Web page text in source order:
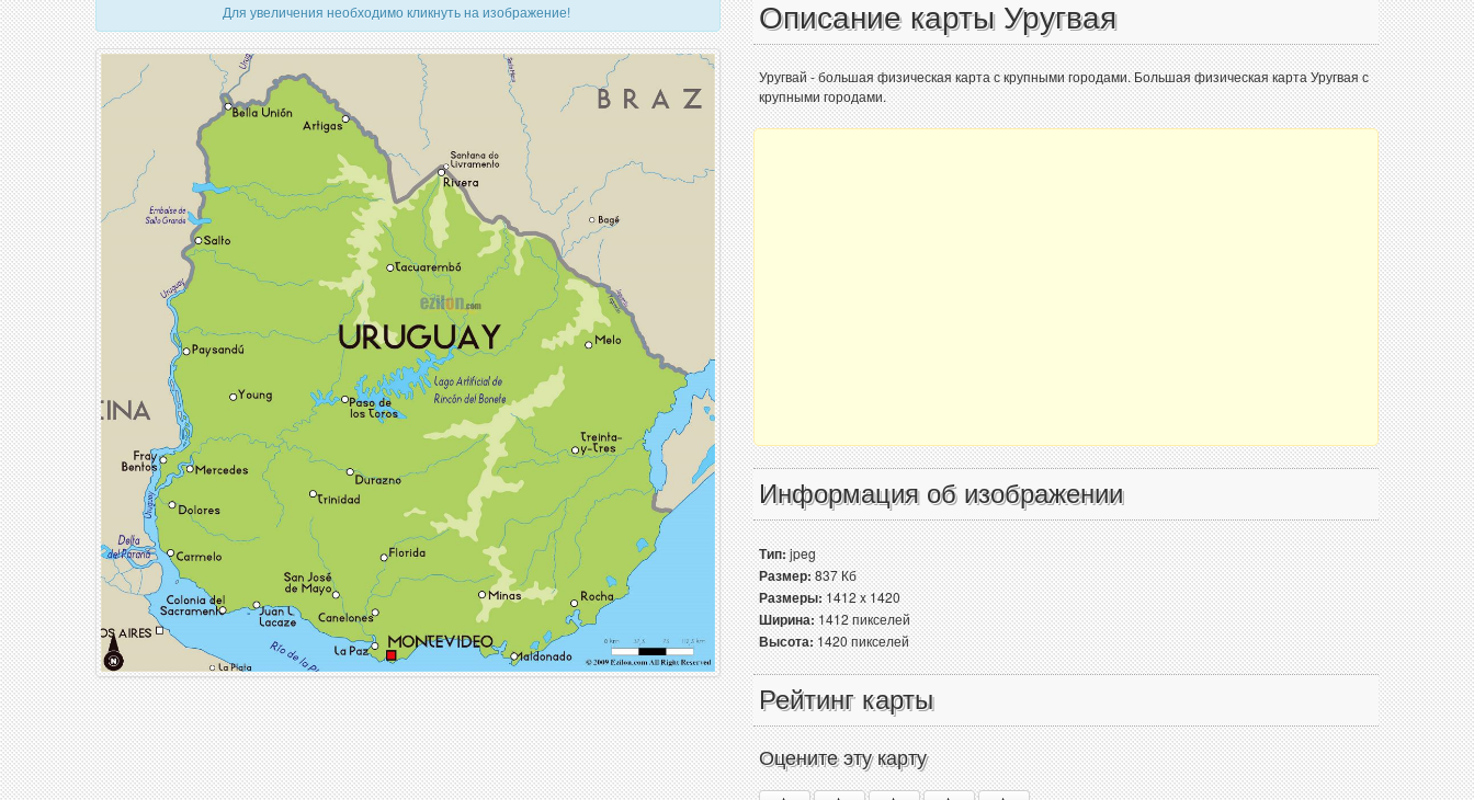
Для увеличения необходимо кликнуть на изображение! Описание карты Уругвая
Уругвай - большая физическая карта с крупными городами. Большая физическая карта Уругвая с
крупными городами.
Информация об изображении
Тип:jpeg
Размер:837 Кб
Размеры:1412 x 1420
Ширина:1412 пикселей
Высота:1420 пикселей
Рейтинг карты
Оцените эту карту